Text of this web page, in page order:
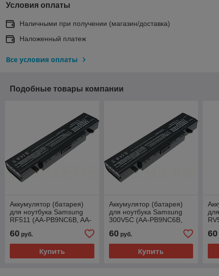
Условия оплаты
Наличными при получении (магазин/доставка)
Наложенный платеж
Все условия оплаты
Подобные товары компании
Аккумулятор (батарея)
для ноутбука Samsung
RF511 (AA-PB9NC6B, AA-
60 руб.
Купить
Аккумулятор (батарея)
для ноутбука Samsung
300V5C (AA-PB9NC6B,
5200mAh
60руб.
Купить
60